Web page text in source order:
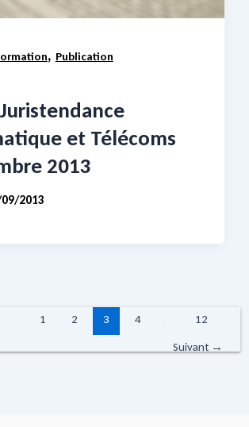
, Publication
et Télécoms
2013
2013
1 2 3 4
12
Suivant →